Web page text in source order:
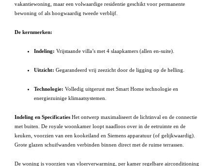
vakantiewoning, maar een volwaardige residentie geschikt voor permanente
bewoning of als hoogwaardig tweede verblijf.
De kernmerken:
Indeling: Vrijstaande villa’s met 4 slaapkamers (allen en-suite).
Uitzicht: Gegarandeerd vrij zeezicht door de ligging op de helling.
Technologie: Volledig uitgerust met Smart Home technologie en
energiezuinige klimaatsystemen.
Indeling en Specificaties Het ontwerp maximaliseert de lichtinval en de connectie
met buiten. De royale woonkamer loopt naadloos over in de eetruimte en de
keuken, voorzien van een kookeiland en Siemens apparatuur (of gelijkwaardig).
Grote glazen schuifwanden verbinden binnen direct met de ruime terrassen.
De woning is voorzien van vloerverwarming, per kamer regelbare airconditioning